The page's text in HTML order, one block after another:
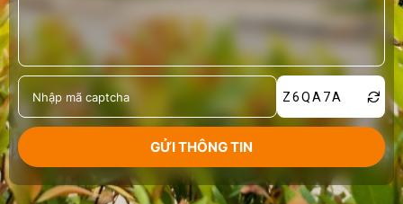
Z6QA7A